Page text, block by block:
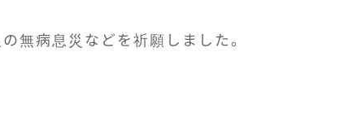
無病息災などを祈願しました。